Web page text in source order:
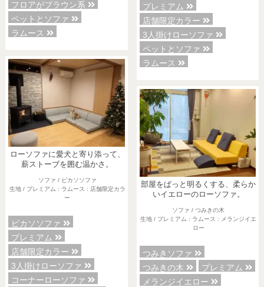
フロアがブラウン系
ペットとソファ
ラムース
ローソファに愛犬と寄り添って、
薪ストーブを囲む温かさ。
ソファ / ピカソソファ
生地 / プレミアム : ラムース : 店舗限定カラ
ー
ピカソソファ
プレミアム
店舗限定カラー
3人掛けローソファ
コーナーローソファ
プレミアム
店舗限定カラー
3人掛けローソファ
ペットとソファ
ラムース
部屋をぱっと明るくする、柔らか
いイエローのローソファ。
ソファ / つみきの木
生地 / プレミアム : ラムース : メランジイエ
ロー
つみきソファ
つみきの木
プレミアム
メランジイエロー